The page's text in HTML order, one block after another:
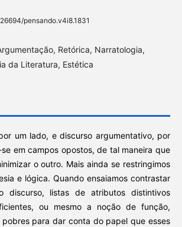
pensando.v4i8.1831
Retórica, Narratologia,
da Literatura, Estética
um lado, e discurso argumentativo, por
em campos opostos, de tal maneira que
o outro. Mais ainda se restringimos
e lógica. Quando ensaiamos contrastar
discurso, listas de atributos distintivos
ou mesmo a noção de função,
pobres para dar conta do papel que esses